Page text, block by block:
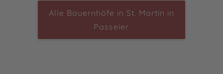
zu den Almen im Hochgebirge ist alles dabei. Zur
Erkundung des Dorfes eignet sich besonders der
Schildhöfeweg. Dieser verbindet die geschichtsträchtigen
Alle Bauernhöfe in St. Martin in
Passeier